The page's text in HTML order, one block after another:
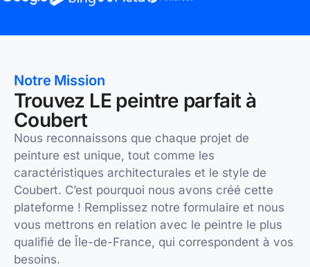
Notre Mission
Trouvez LE peintre parfait à
Coubert
Nous reconnaissons que chaque projet de
peinture est unique, tout comme les
caractéristiques architecturales et le style de
Coubert. C’est pourquoi nous avons créé cette
plateforme ! Remplissez notre formulaire et nous
vous mettrons en relation avec le peintre le plus
qualifié de Île-de-France, qui correspondent à vos
besoins.